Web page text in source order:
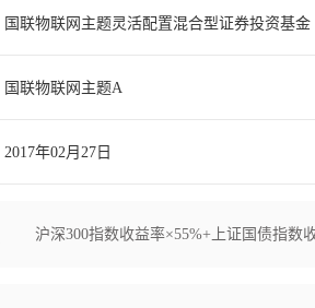
国联物联网主题灵活配置混合型证券投资基金
国联物联网主题A
2017年02月27日
沪深300指数收益率×55%+上证国债指数